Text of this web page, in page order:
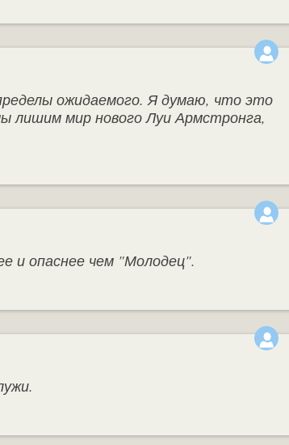
ожидаемого. Я думаю, что это
лишим мир нового Луи Армстронга,
и опаснее чем "Молодец".